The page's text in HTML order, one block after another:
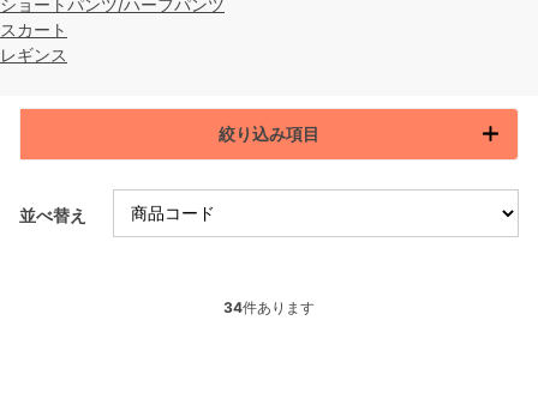
ショートパンツ/ハーフパンツ
スカート
レギンス
絞り込み項目
並べ替え
34件あります